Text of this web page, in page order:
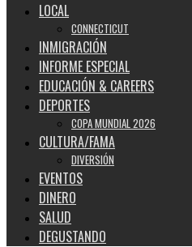
LOCAL
CONNECTICUT
INMIGRACIÓN
INFORME ESPECIAL
EDUCACIÓN & CAREERS
DEPORTES
COPA MUNDIAL 2026
CULTURA/FAMA
DIVERSIÓN
EVENTOS
DINERO
SALUD
DEGUSTANDO